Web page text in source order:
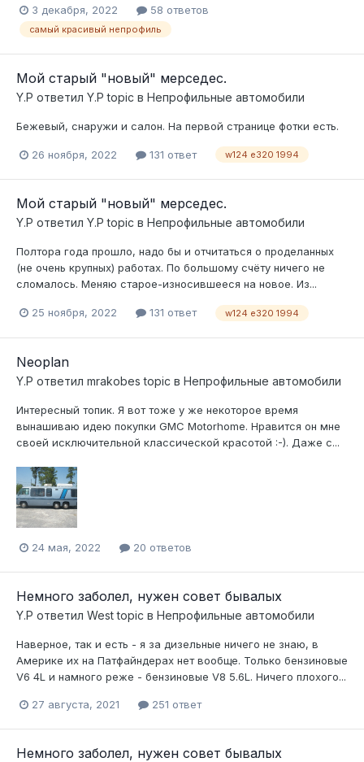
3 декабря, 2022 58 ответов
самый красивый непрофиль
Мой старый "новый" мерседес.
Y.P ответил Y.P topic в Непрофильные автомобили
Бежевый, снаружи и салон. На первой странице фотки есть.
26 ноября, 2022 131 ответ w124 e320 1994
Мой старый "новый" мерседес.
Y.P ответил Y.P topic в Непрофильные автомобили
Полтора года прошло, надо бы и отчитаться о проделанных
(не очень крупных) работах. По большому счёту ничего не
сломалось. Меняю старое-износившееся на новое. Из...
25 ноября, 2022 131 ответ w124 e320 1994
Neoplan
Y.P ответил mrakobes topic в Непрофильные автомобили
Интересный топик. Я вот тоже у же некоторое время
вынашиваю идею покупки GMC Motorhome. Нравится он мне
своей исключительной классической красотой :-). Даже с...
24 мая, 2022 20 ответов
Немного заболел, нужен совет бывалых
Y.P ответил Westtopic в Непрофильные автомобили
Наверное, так и есть - я за дизельные ничего не знаю, в
Америке их на Патфайндерах нет вообще. Только бензиновые
V6 4L и намного реже - бензиновые V8 5.6L. Ничего плохого...
27 августа, 2021 251 ответ
Немного заболел, нужен совет бывалых